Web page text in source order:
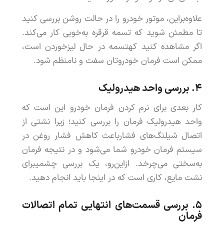
علاوهبراین، موتور خودرو را در حالت روشن بررسی کنید
تا مطمئن شوید که تسمه قرقره بهخوبی کار میکند.
اگر مشاهده کنید کهتسمه در حال لیزخوردن است،
ممکن است فرمان خودروتان سفت و نامنظم شود.
۴. بررسیواحدهیدرولیک
کار بعدی برای نرم کردن فرمان خودرو این است که
واحد هیدرولیک فرمان را بررسی کنید؛ زیرا نشتی از
اتصال شیلنگهای فشارباعث کاهش فشار روغن در
سیستم فرمان خودرو شما میشود و در نتیجه فرمان
بهسختی میچرخد. ازاینرو، یک بررسی چشمیبرای
نشت مایع، کاری است که در اینجا باید انجام دهید.
۵. بررسی قسمتهای انتهایی تمام اتصالات
فرمان